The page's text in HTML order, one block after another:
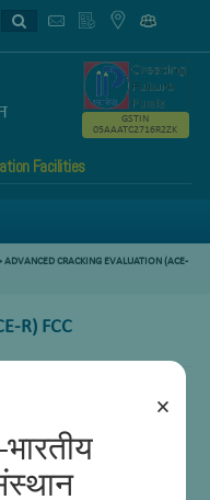
×
Facilities
GSTIN
05AAATC2716R2ZK
ADVANCED CRACKING EVALUATION (ACE-
R) FCC